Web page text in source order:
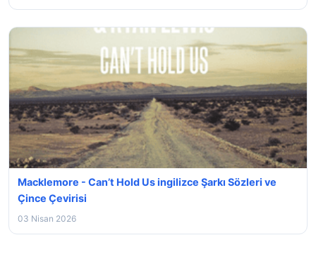
Macklemore - Can’t Hold Us ingilizce Şarkı Sözleri ve
Çince Çevirisi
03 Nisan 2026